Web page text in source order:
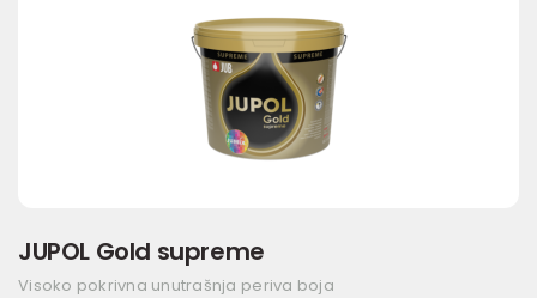
JUPOL Gold supreme
Visoko pokrivna unutrašnja periva boja